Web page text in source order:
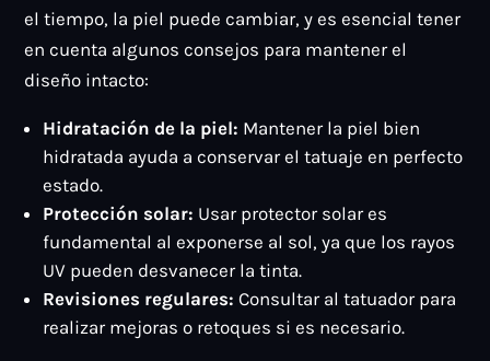
el tiempo, la piel puede cambiar, y es esencial tener
en cuenta algunos consejos para mantener el
diseño intacto:
Hidratación de la piel: Mantener la piel bien
hidratada ayuda a conservar el tatuaje en perfecto
estado.
Protección solar: Usar protector solar es
fundamental al exponerse al sol, ya que los rayos
UV pueden desvanecer la tinta.
Revisiones regulares: Consultar al tatuador para
realizar mejoras o retoques si es necesario.